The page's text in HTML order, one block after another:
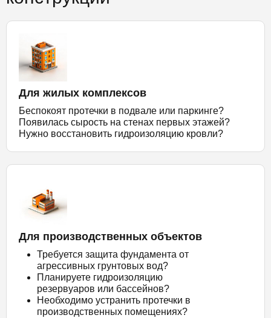
Для жилых комплексов
Беспокоят протечки в подвале или паркинге?
Появилась сырость на стенах первых этажей?
Нужно восстановить гидроизоляцию кровли?
Для производственных объектов
Требуется защита фундамента от
агрессивных грунтовых вод?
Планируете гидроизоляцию
резервуаров или бассейнов?
Необходимо устранить протечки в
производственных помещениях?